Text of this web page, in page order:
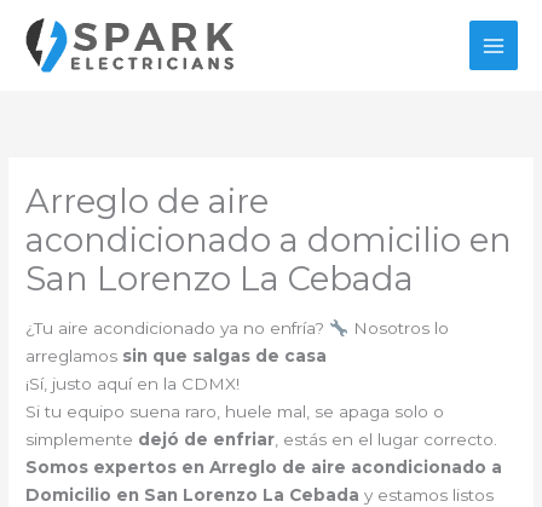
contenido
Arreglo de aire
acondicionado a domicilio en
San Lorenzo La Cebada
¿Tu aire acondicionado ya no enfría?
Nosotros lo
arreglamos sin que salgas de casa
¡Sí, justo aquí en la CDMX!
Si tu equipo suena raro, huele mal, se apaga solo o
simplemente dejó de enfriar, estás en el lugar correcto.
Somos expertos en Arreglo de aire acondicionado a
Domicilio en San Lorenzo La Cebada y estamos listos